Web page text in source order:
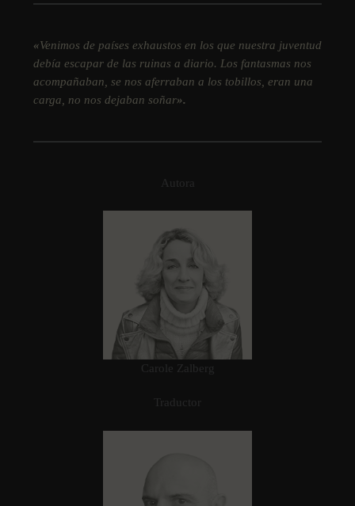
«Venimos de paí­ses exhaustos en los que nuestra juventud
debí­a escapar de las ruinas a diario. Los fantasmas nos
acompañaban, se nos aferraban a los tobillos, eran una
carga, no nos dejaban soñar».
Autora
Carole Zalberg
Traductor